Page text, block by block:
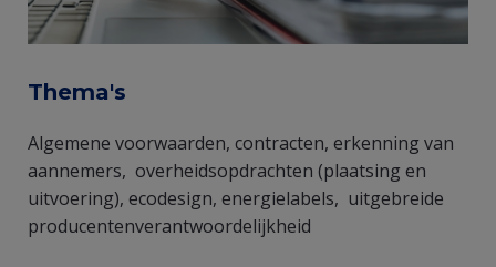
Thema's
Algemene voorwaarden, contracten, erkenning van
aannemers, overheidsopdrachten (plaatsing en
uitvoering), ecodesign, energielabels, uitgebreide
producentenverantwoordelijkheid